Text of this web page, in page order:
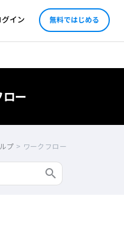
グイン 無料ではじめる
ー
プ > ワークフロー